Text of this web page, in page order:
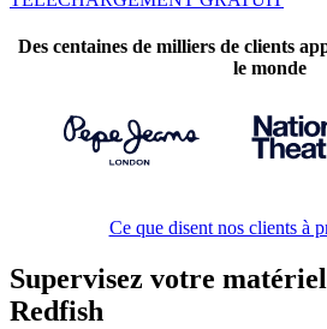
Des centaines de milliers de clients
le monde
Ce que disent nos clients à
Supervisez votre
Redfish